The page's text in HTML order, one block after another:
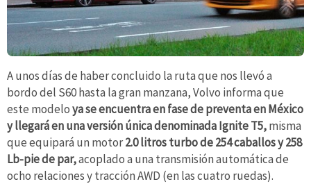
A unos días de haber concluido la ruta que nos llevó a
bordo del S60 hasta la gran manzana, Volvo informa que
este modeloya se encuentra en fase de preventa en México
y llegará en una versión única denominada Ignite T5,misma
que equipará un motor2.0 litros turbo de 254 caballos y 258
Lb-pie de par,acoplado a una transmisión automática de
ocho relaciones y tracción AWD (en las cuatro ruedas).